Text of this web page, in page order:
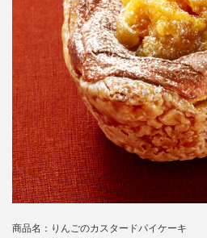
商品名：りんごのカスタードパイケーキ